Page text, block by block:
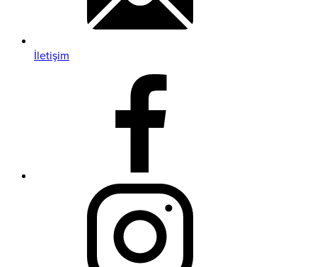
İletişim